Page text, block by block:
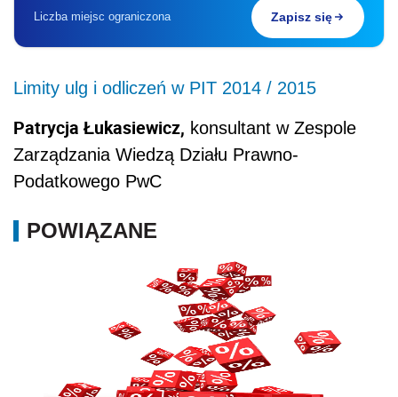
Liczba miejsc ograniczona Zapisz się
Limity ulg i odliczeń w PIT 2014 / 2015
Patrycja Łukasiewicz, konsultant w Zespole
Zarządzania Wiedzą Działu Prawno-
Podatkowego PwC
POWIĄZANE